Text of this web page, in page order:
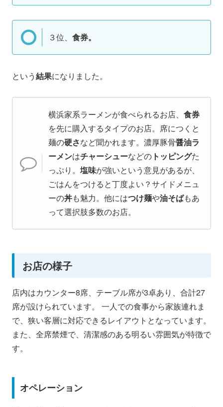
３位、 食券。
という結果になりました。
横浜家系ラーメンが食べられるお店、 食券
を先に購入するタイプのお店。席につくと
麺の硬さなど聞かれます。濃厚豚骨醤油ラ
ーメンはチャーシューなどの トッピングた
っぷり。 塩味が強いという意見があるが、
ごはんをつけると丁度よい？サイドメニュ
ーの丼も魅力。他にはつけ麺や油そばもあ
って選択肢多数のお店。
お店の様子
店内はカウンター8席、テーブル席が3卓あり、合計27
席が設けられています。 一人での食事から家族連れま
で、狭い客層に対応できるレイアウトとなっています。
また、全席禁煙で、清潔感のある明るい雰囲気が特徴で
す。
オペレーション